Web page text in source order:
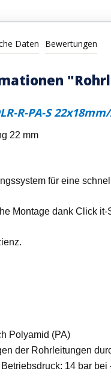
Daten Bewertungen
R-PA-S 22x18mm/
22 mm
für eine
Montage dank Click
Polyamid (PA)
der Rohrleitungen
14 bar bei